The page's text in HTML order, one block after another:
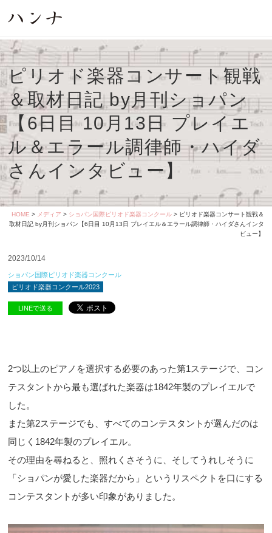
ピリオド楽器コンサート観戦
＆取材日記 by月刊ショパン
【6日目 10月13日 プレイエ
ル＆エラール調律師・ハイダ
さんインタビュー】
HOME > メディア > ショパン国際ピリオド楽器コンクール> ピリオド楽器コンサート観戦＆
取材日記 by月刊ショパン【6日目 10月13日 プレイエル＆エラール調律師・ハイダさんインタ
ビュー】
2023/10/14
ショパン国際ピリオド楽器コンクール
ピリオド楽器コンクール2023
LINEで送る
2つ以上のピアノを選択する必要のあった第1ステージで、コン
テスタントから最も選ばれた楽器は1842年製のプレイエルで
した。
また第2ステージでも、すべてのコンテスタントが選んだのは
同じく1842年製のプレイエル。
その理由を尋ねると、照れくさそうに、そしてうれしそうに
「ショパンが愛した楽器だから」というリスペクトを口にする
コンテスタントが多い印象がありました。